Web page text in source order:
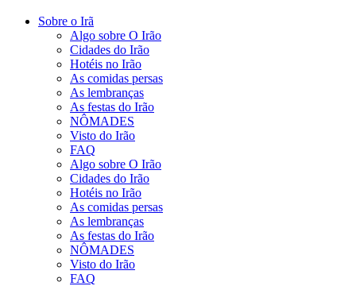
Sobre o Irã
Algo sobre O Irão
Cidades do Irão
Hotéis no Irão
As comidas persas
As lembranças
As festas do Irão
NÔMADES
Visto do Irão
FAQ
Algo sobre O Irão
Cidades do Irão
Hotéis no Irão
As comidas persas
As lembranças
As festas do Irão
NÔMADES
Visto do Irão
FAQ